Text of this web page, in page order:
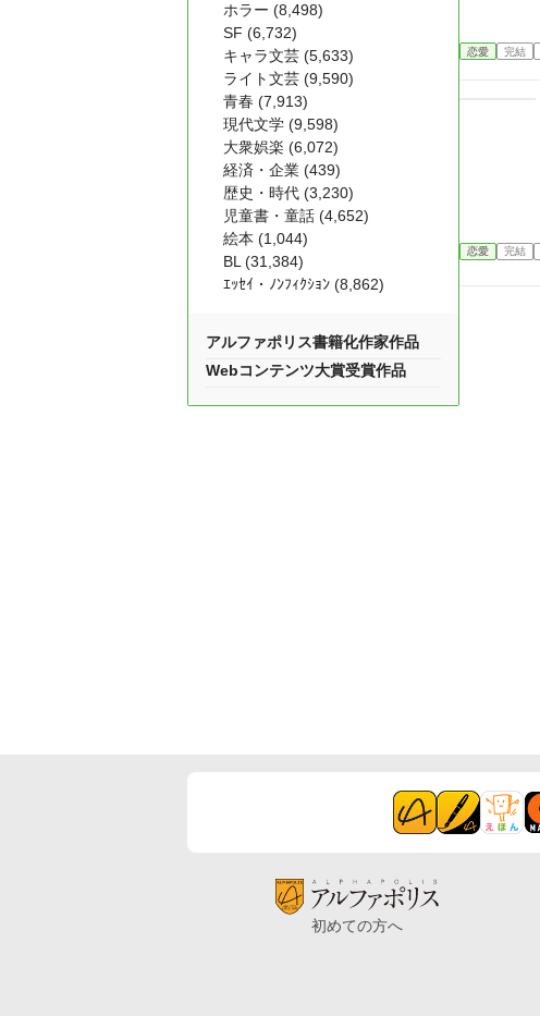
恋愛 完結
恋愛 完結
ホラー (8,498)
SF (6,732)
キャラ文芸 (5,633)
ライト文芸 (9,590)
青春 (7,913)
現代文学 (9,598)
大衆娯楽 (6,072)
経済・企業 (439)
歴史・時代 (3,230)
児童書・童話 (4,652)
絵本 (1,044)
BL (31,384)
ｴｯｾｲ・ﾉﾝﾌｨｸｼｮﾝ (8,862)
アルファポリス書籍化作家作品
Webコンテンツ大賞受賞作品
初めての方へ